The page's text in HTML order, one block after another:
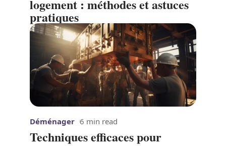
logement : méthodes et astuces
pratiques
Déménager 6 min read
Techniques efficaces pour